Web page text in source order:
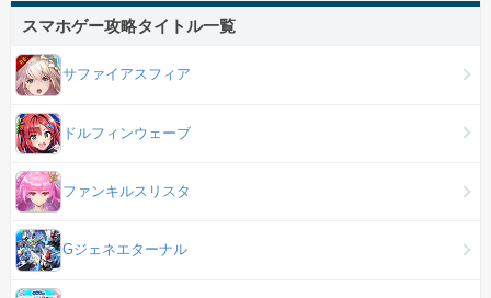
スマホゲー攻略タイトル一覧
サファイアスフィア
ドルフィンウェーブ
ファンキルスリスタ
Gジェネエターナル